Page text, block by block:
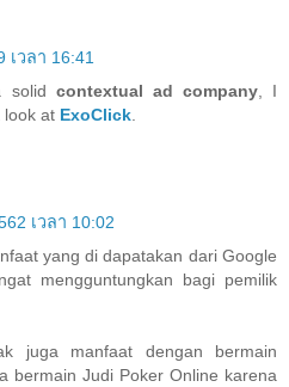
เวลา 16:41
solid contextual ad company, I
look at ExoClick
เวลา 10:02
yang di dapatakan dari Google
mengguntungkan bagi pemilik
juga manfaat dengan bermain
bermain Judi Poker Online karena